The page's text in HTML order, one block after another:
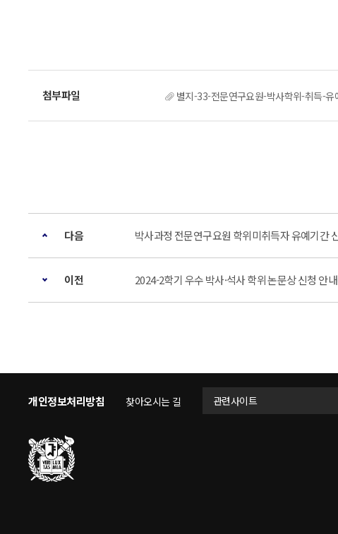
별지-33-전문연구요원-박사학위-취득-
다음 박사과정 전문연구요원 학위미취득자 유예기간
이전 2024-2학기 우수 박사·석사 학위 논문상 신청 안
개인정보처리방침 찾아오시는 길 관련사이트